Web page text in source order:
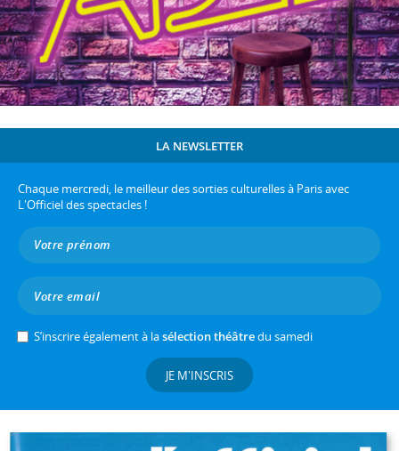
LA NEWSLETTER
Chaque mercredi, le meilleur des sorties culturelles à Paris avec
L'Officiel des spectacles !
S’inscrire également à lasélection théâtredu samedi
JE M'INSCRIS